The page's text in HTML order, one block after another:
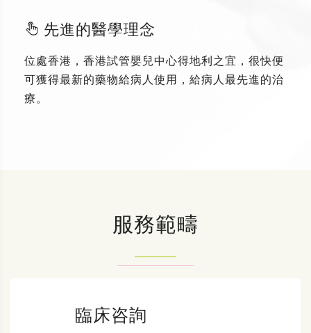
先進的醫學理念
位處香港，香港試管嬰兒中心得地利之宜，很快便
可獲得最新的藥物給病人使用，給病人最先進的治
療。
服務範疇
臨床咨詢